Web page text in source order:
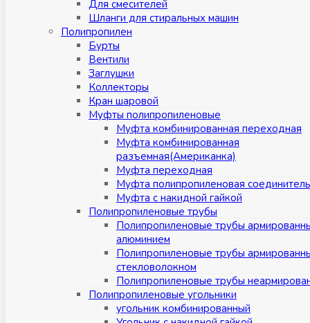
Для смесителей
Шланги для стиральных машин
Полипропилен
Бурты
Вентили
Заглушки
Коллекторы
Кран шаровой
Муфты полипропиленовые
Муфта комбинированная переходная
Муфта комбинированная
разъемная(Американка)
Муфта переходная
Муфта полипропиленовая
Муфта с накидной гайкой
Полипропиленовые трубы
Полипропиленовые трубы
алюминием
Полипропиленовые трубы
стекловолокном
Полипропиленовые трубы
Полипропиленовые угольники
угольник комбинированный